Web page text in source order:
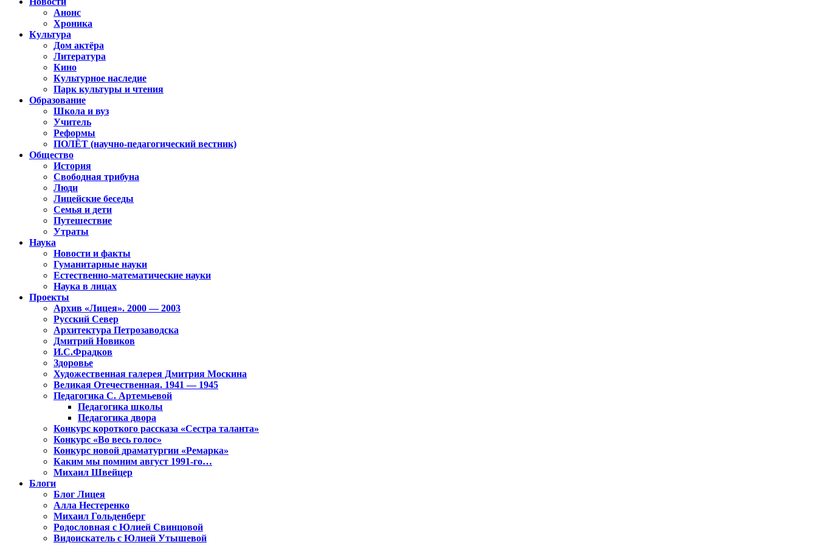
Анонс
Хроника
Культура
Дом актёра
Литература
Кино
Культурное наследие
Парк культуры и чтения
Образование
Школа и вуз
Учитель
Реформы
ПОЛЁТ (научно-педагогический вестник)
Общество
История
Свободная трибуна
Люди
Лицейские беседы
Семья и дети
Путешествие
Утраты
Наука
Новости и факты
Гуманитарные науки
Естественно-математические науки
Наука в лицах
Проекты
Архив «Лицея». 2000 — 2003
Русский Север
Архитектура Петрозаводска
Дмитрий Новиков
И.С.Фрадков
Здоровье
Художественная галерея Дмитрия Москина
Великая Отечественная. 1941 — 1945
Педагогика С. Артемьевой
Педагогика школы
Педагогика двора
Конкурс короткого рассказа «Сестра таланта»
Конкурс «Во весь голос»
Конкурс новой драматургии «Ремарка»
Каким мы помним август 1991-го…
Михаил Швейцер
Блоги
Блог Лицея
Алла Нестеренко
Михаил Гольденберг
Родословная с Юлией Свинцовой
Видоискатель с Юлией Утышевой